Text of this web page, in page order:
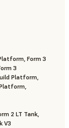
Form 3
3
Platform,
2 LT Tank,
V3